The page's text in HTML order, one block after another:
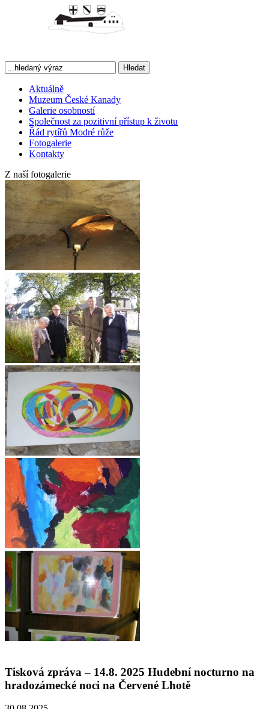
Hledat
Aktuálně
Muzeum České Kanady
Galerie osobností
Společnost za pozitivní přístup k životu
Řád rytířů Modré růže
Fotogalerie
Kontakty
Z naší fotogalerie
Tisková zpráva – 14.8. 2025 Hudební nocturno na
hradozámecké noci na Červené Lhotě